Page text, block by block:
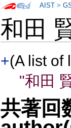
和田
+(A list of
"和田
共著回
AIST >